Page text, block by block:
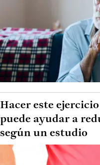
Hacer este
puede ayudar a
según un estudio